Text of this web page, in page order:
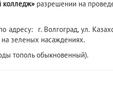
колледж»разрешении на
адресу: г. Волгоград, ул.
зеленых насаждениях.
тополь обыкновенный).